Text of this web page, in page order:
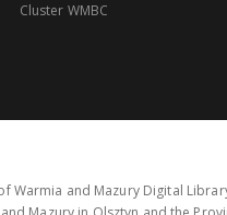
Cluster WMBC
Warmia and Mazury Digital